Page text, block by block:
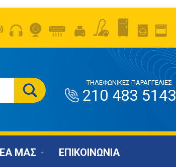
ΤΗΛΕΦΩΝΙΚΕΣ ΠΑΡΑΓΓΕΛΙΕΣ
210 483 5143
ΜΑΣ ΕΠΙΚΟΙΝΩΝΙΑ